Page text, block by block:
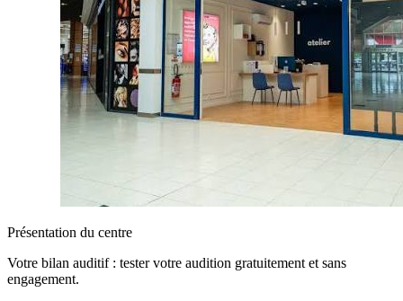
Présentation du centre
Votre bilan auditif : tester votre audition gratuitement et sans
engagement.